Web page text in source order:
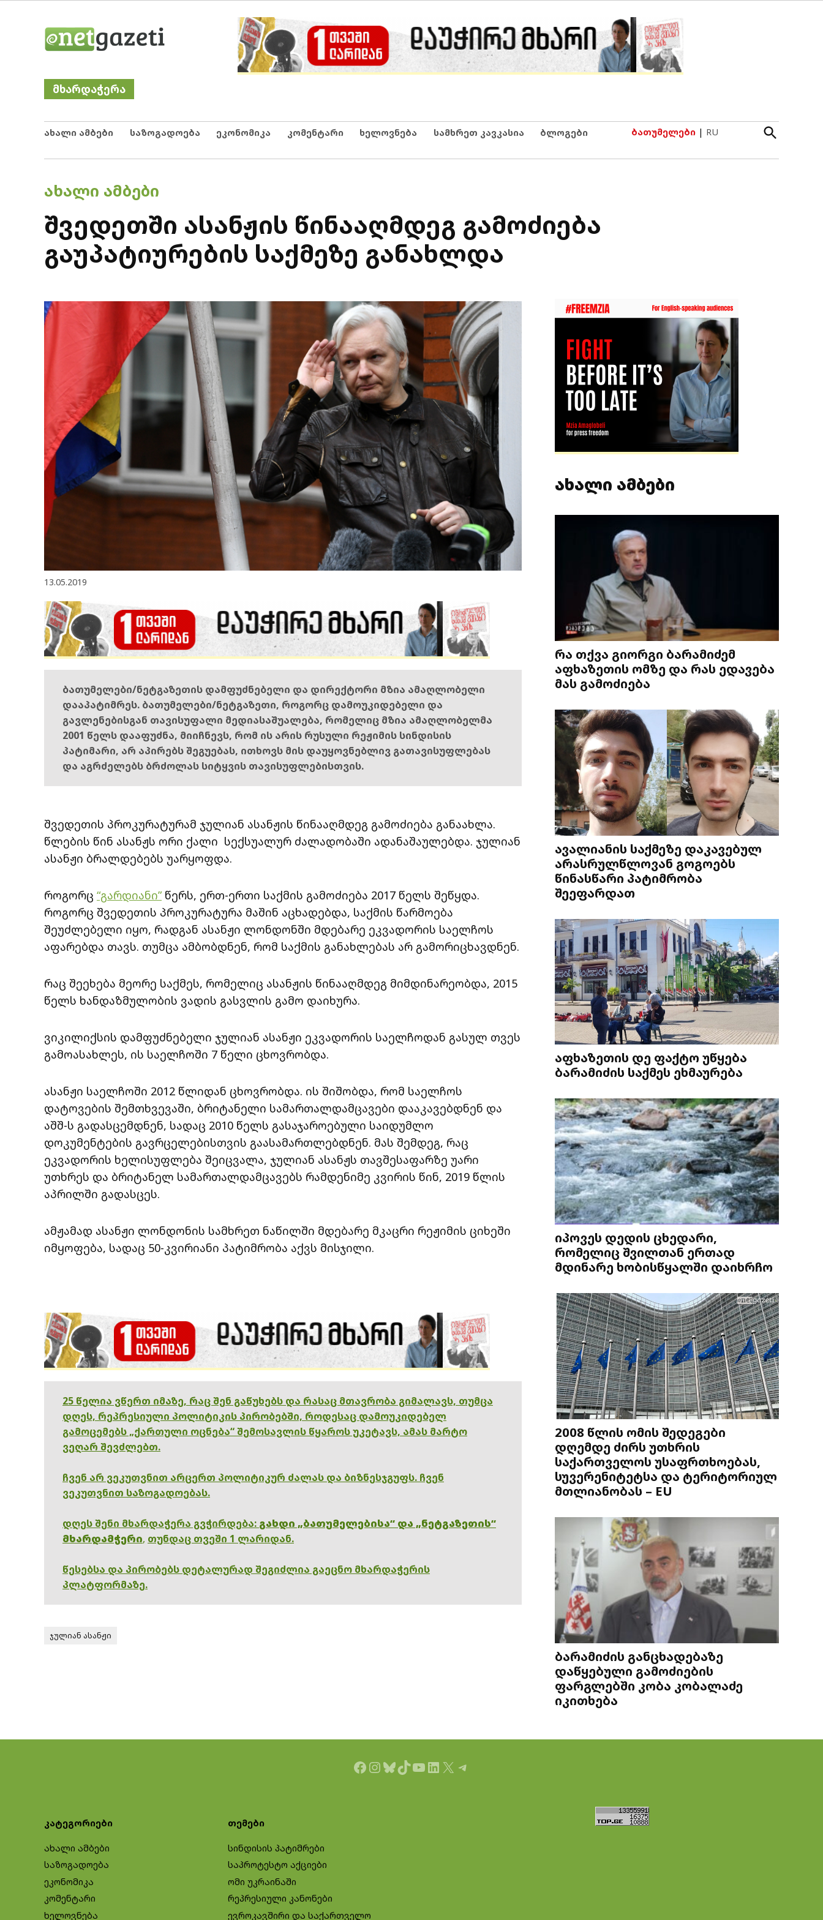
Netgazeti
მხარდაჭერა
ახალი ამბები საზოგადოება ეკონომიკა კომენტარი ხელოვნება სამხრეთ კავკასია ბლოგები ბათუმელები | RU
Open
Search
POSTED
ᲐᲮᲐᲚᲘ ᲐᲛᲑᲔᲑᲘ
შვედეთში ასანჟის წინააღმდეგ გამოძიება
გაუპატიურების საქმეზე განახლდა
13.05.2019
ბათუმელები/ნეტგაზეთის დამფუძნებელი და დირექტორი მზია ამაღლობელი
დააპატიმრეს. ბათუმელები/ნეტგაზეთი, როგორც დამოუკიდებელი და
გავლენებისგან თავისუფალი მედიასაშუალება, რომელიც მზია ამაღლობელმა
2001 წელს დააფუძნა, მიიჩნევს, რომ ის არის რუსული რეჟიმის სინდისის
პატიმარი, არ აპირებს შეგუებას, ითხოვს მის დაუყოვნებლივ გათავისუფლებას
და აგრძელებს ბრძოლას სიტყვის თავისუფლებისთვის.
შვედეთის პროკურატურამ ჯულიან ასანჟის წინააღმდეგ გამოძიება განაახლა.
წლების წინ ასანჟს ორი ქალი სექსუალურ ძალადობაში ადანაშაულებდა. ჯულიან
ასანჟი ბრალდებებს უარყოფდა.
როგორც “გარდიანი”წერს, ერთ-ერთი საქმის გამოძიება 2017 წელს შეწყდა.
როგორც შვედეთის პროკურატურა მაშინ აცხადებდა, საქმის წარმოება
შეუძლებელი იყო, რადგან ასანჟი ლონდონში მდებარე ეკვადორის საელჩოს
აფარებდა თავს. თუმცა ამბობდნენ, რომ საქმის განახლებას არ გამორიცხავდნენ.
რაც შეეხება მეორე საქმეს, რომელიც ასანჟის წინააღმდეგ მიმდინარეობდა, 2015
წელს ხანდაზმულობის ვადის გასვლის გამო დაიხურა.
ვიკილიქსის დამფუძნებელი ჯულიან ასანჟი ეკვადორის საელჩოდან გასულ თვეს
გამოასახლეს, ის საელჩოში 7 წელი ცხოვრობდა.
ასანჟი საელჩოში 2012 წლიდან ცხოვრობდა. ის შიშობდა, რომ საელჩოს
დატოვების შემთხვევაში, ბრიტანელი სამართალდამცავები დააკავებდნენ და
აშშ-ს გადასცემდნენ, სადაც 2010 წელს გასაჯაროებული საიდუმლო
დოკუმენტების გავრცელებისთვის გაასამართლებდნენ. მას შემდეგ, რაც
ეკვადორის ხელისუფლება შეიცვალა, ჯულიან ასანჟს თავშესაფარზე უარი
უთხრეს და ბრიტანელ სამართალდამცავებს რამდენიმე კვირის წინ, 2019 წლის
აპრილში გადასცეს.
ამჟამად ასანჟი ლონდონის სამხრეთ ნაწილში მდებარე მკაცრი რეჟიმის ციხეში
იმყოფება, სადაც 50-კვირიანი პატიმრობა აქვს მისჯილი.
25 წელია ვწერთ იმაზე, რაც შენ გაწუხებს და რასაც მთავრობა გიმალავს, თუმცა
დღეს, რეპრესიული პოლიტიკის პირობებში, როდესაც დამოუკიდებელ
გამოცემებს „ქართული ოცნება“ შემოსავლის წყაროს უკეტავს, ამას მარტო
ვეღარ შევძლებთ.
ჩვენ არ ვეკუთვნით არცერთ პოლიტიკურ ძალას და ბიზნესჯგუფს. ჩვენ
ვეკუთვნით საზოგადოებას.
დღეს შენი მხარდაჭერა გვჭირდება: გახდი „ბათუმელებისა“ და „ნეტგაზეთის“
მხარდამჭერი, თუნდაც თვეში 1 ლარიდან.
წესებსა და პირობებს დეტალურად შეგიძლია გაეცნო მხარდაჭერის
პლატფორმაზე.
ჯულიან ასანჟი
ახალი ამბები
რა თქვა გიორგი ბარამიძემ
აფხაზეთის ომზე და რას ედავება
მას გამოძიება
ავალიანის საქმეზე დაკავებულ
არასრულწლოვან გოგოებს
წინასწარი პატიმრობა
შეეფარდათ
აფხაზეთის დე ფაქტო უწყება
ბარამიძის საქმეს ეხმაურება
იპოვეს დედის ცხედარი,
რომელიც შვილთან ერთად
მდინარე ხობისწყალში დაიხრჩო
2008 წლის ომის შედეგები
დღემდე ძირს უთხრის
საქართველოს უსაფრთხოებას,
სუვერენიტეტსა და ტერიტორიულ
მთლიანობას – EU
ბარამიძის განცხადებაზე
დაწყებული გამოძიების
ფარგლებში კობა კობალაძე
იკითხება
Facebook
Instagram
Bluesky
TikTok
YouTube
LinkedIn
X Telegram
კატეგორიები
ახალი ამბები
საზოგადოება
ეკონომიკა
კომენტარი
ხელოვნება
თემები
სინდისის პატიმრები
საპროტესტო აქციები
ომი უკრაინაში
რეპრესიული კანონები
ევროკავშირი და საქართველო